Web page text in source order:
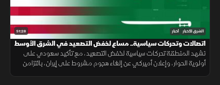
51:28 الشرق للأخبار أخبار
اتصالات وتحركات سياسية.. مساع لخفض التصعيد في الشرق الأوسط
تشهد المنطقة تحركات سياسية لخفض التصعيد، مع تأكيد سعودي على
أولوية الحوار، وإعلان أميركي عن إلغاء هجوم مشروط على إيران، بالتزامن